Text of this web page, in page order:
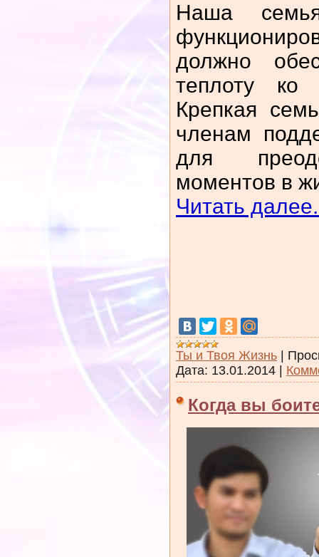
Наша
должно
теплоту
Крепкая
членам
для
моментов в
Читать
Ты и Твоя Жизнь
Дата: 13.01.2014
Когда вы